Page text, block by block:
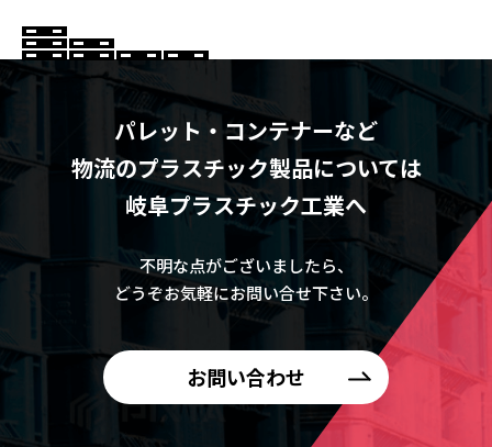
パレット・コンテナーなど
物流のプラスチック製品については
岐阜プラスチック工業へ
不明な点がございましたら、
どうぞお気軽にお問い合せ下さい。
お問い合わせ